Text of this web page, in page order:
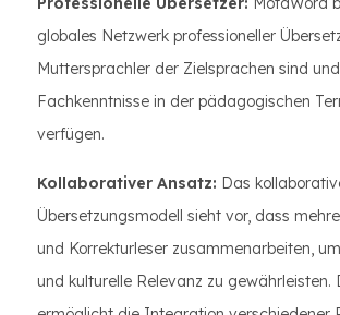
globales Netzwerk professioneller
Muttersprachler der Zielsprachen sind
Fachkenntnisse in der pädagogischen
verfügen.
Kollaborativer Ansatz: Das
Übersetzungsmodell sieht vor, dass
und Korrekturleser zusammenarbeiten,
und kulturelle Relevanz zu gewährleisten.